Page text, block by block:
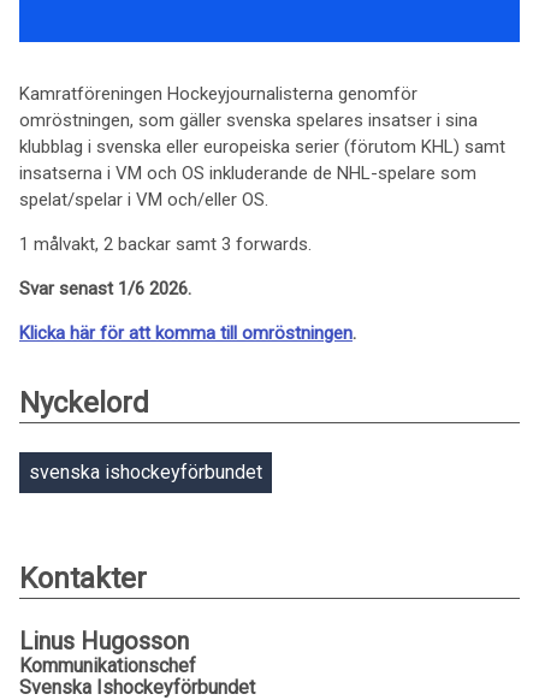
Kamratföreningen Hockeyjournalisterna genomför
omröstningen, som gäller svenska spelares insatser i sina
klubblag i svenska eller europeiska serier (förutom KHL) samt
insatserna i VM och OS inkluderande de NHL-spelare som
spelat/spelar i VM och/eller OS.
1 målvakt, 2 backar samt 3 forwards.
Svar senast 1/6 2026.
Klicka här för att komma till omröstningen.
Nyckelord
svenska ishockeyförbundet
Kontakter
Linus Hugosson
Kommunikationschef
Svenska Ishockeyförbundet